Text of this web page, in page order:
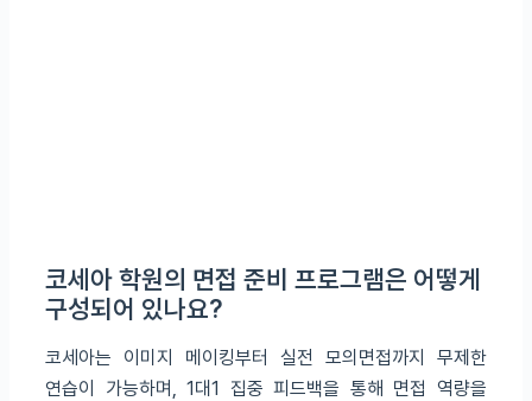
코세아 학원의 면접 준비 프로그램은 어떻게
구성되어 있나요?
코세아는 이미지 메이킹부터 실전 모의면접까지 무제한
연습이 가능하며, 1대1 집중 피드백을 통해 면접 역량을